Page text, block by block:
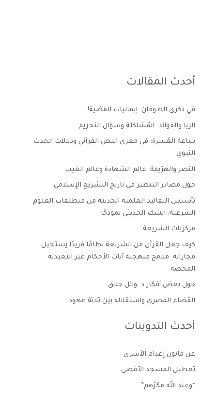
أحدث المقالات
في ذكرى الطوفان: إيمانيات القضية!
الربا والفوائد: المُشاكلة وسؤال التحريم
ساعة العُسرة: في مغزى النص القرآني ودلالات الحدث
النبوي
النصر والهزيمة: عالم الشهادة وعالم الغيب
حول مصادر التنظير في تاريخ التشريع الإسلامي
تأسيس التقاليد العلمية الحديثة من منطلقات العلوم
الشرعية: الشك الحديثي نموذجًا
مركزيات الشريعة
كيف جعل القرآن من الشريعة نظامًا فريدًا يستحيل
مجاراته: ملامح منهجية آيات الأحكام غير التعبدية
المحضة
حول بعض أفكار د. وائل حلاق
القضاء المصري واستقلاله بين ثلاثة عهود
أحدث التدوينات
عن قانون إعدام الأسرى
تعطيل المسجد الأقصى
“وعند الله مكرُهم”